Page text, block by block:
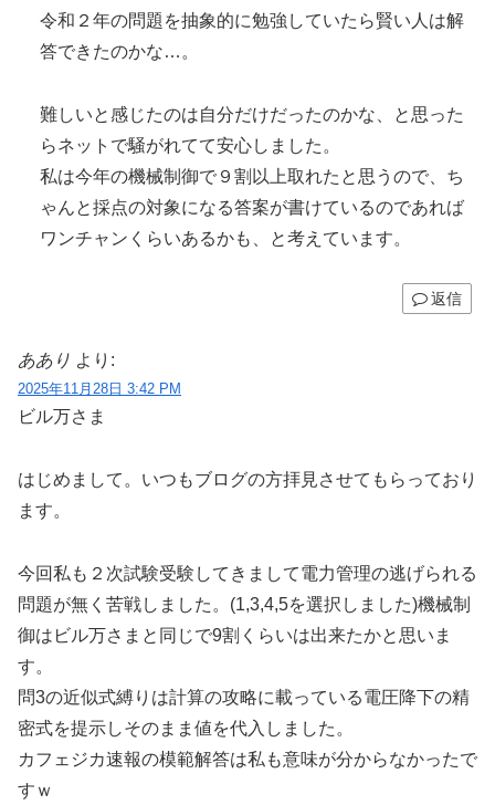
令和２年の問題を抽象的に勉強していたら賢い人は解
答できたのかな…。
難しいと感じたのは自分だけだったのかな、と思った
らネットで騒がれてて安心しました。
私は今年の機械制御で９割以上取れたと思うので、ち
ゃんと採点の対象になる答案が書けているのであれば
ワンチャンくらいあるかも、と考えています。
返信
ああり より:
2025年11月28日 3:42 PM
ビル万さま
はじめまして。いつもブログの方拝見させてもらっており
ます。
今回私も２次試験受験してきまして電力管理の逃げられる
問題が無く苦戦しました。(1,3,4,5を選択しました)機械制
御はビル万さまと同じで9割くらいは出来たかと思いま
す。
問3の近似式縛りは計算の攻略に載っている電圧降下の精
密式を提示しそのまま値を代入しました。
カフェジカ速報の模範解答は私も意味が分からなかったで
すｗ